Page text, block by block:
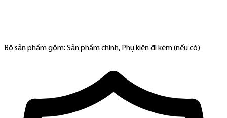
Bộ sản phẩm gồm: Sản phẩm chính, Phụ kiện đi kèm (nếu có)